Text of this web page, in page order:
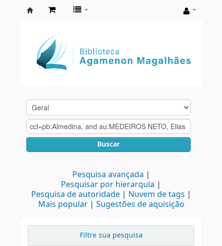
Agamenon
Magalhães
Buscar
Pesquisa avançada
Pesquisar por hierarquia
Pesquisa de autoridade
Nuvem de tags
Mais popular
Sugestões de aquisição
Filtre sua pesquisa